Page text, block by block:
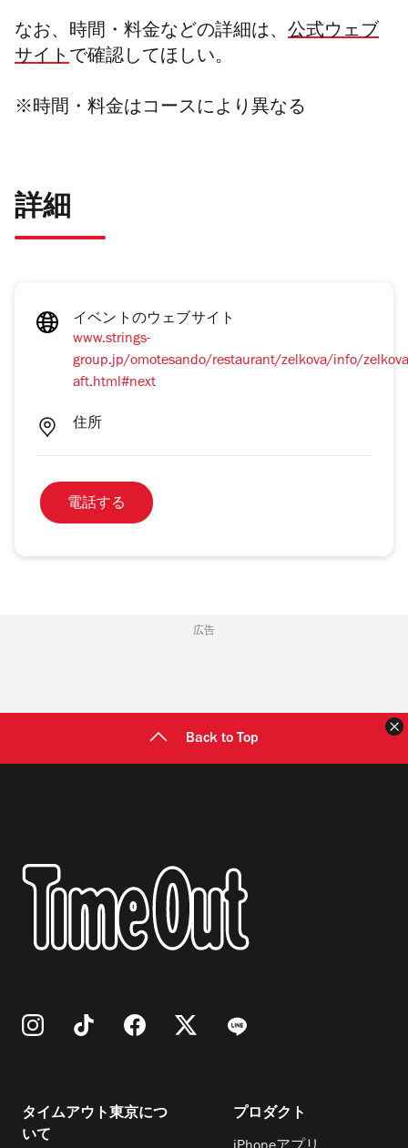
なお、 時間・料金などの詳細は、 公式ウェブ
サイト で確認してほしい。
※時間・料金はコースにより異なる
詳細
イベントのウェブサイト
www.strings-
group.jp/omotesando/restaurant/zelkova/info/
aft.html#next
住所
電話する
広告
Back to Top
タイムアウト東京につ
いて
プロダクト